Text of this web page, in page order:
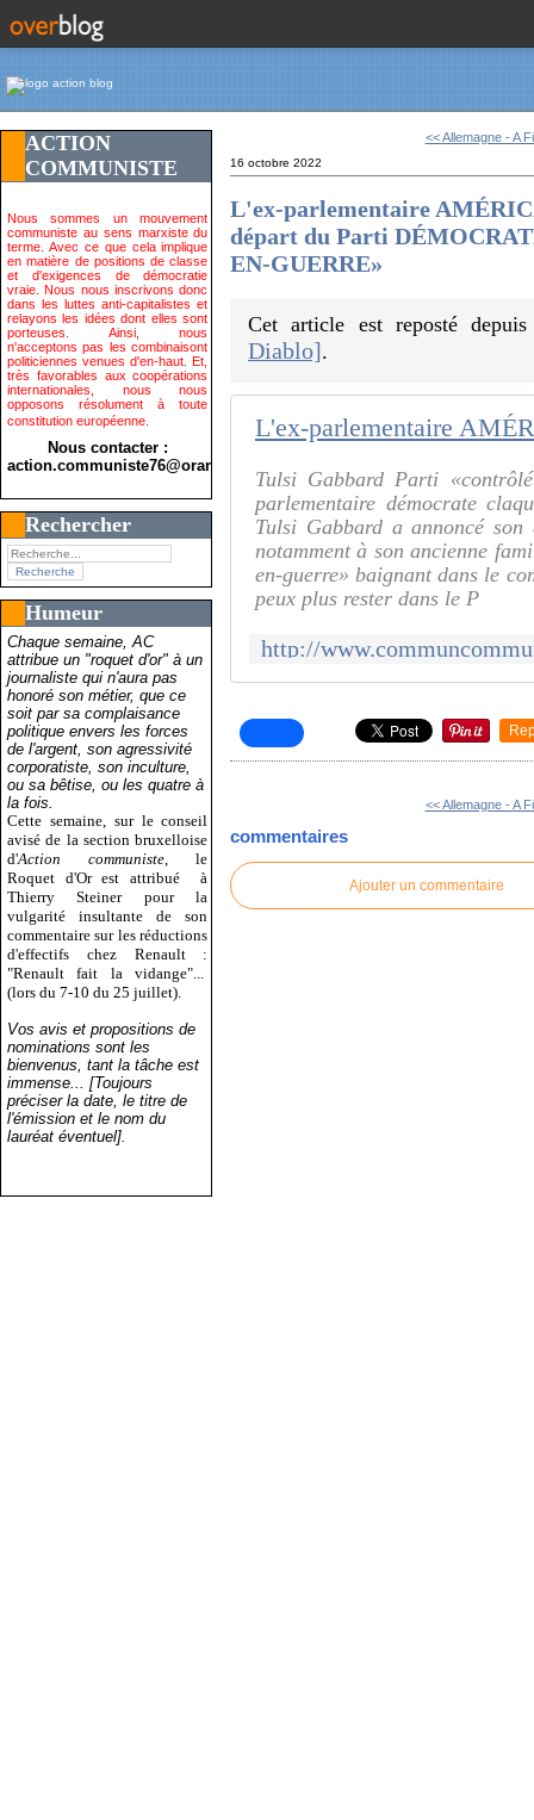
ACTION
COMMUNISTE
Nous sommes un mouvement
communiste au sens marxiste du
terme. Avec ce que cela implique
en matière de positions de classe
et d'exigences de démocratie
vraie. Nous nous inscrivons donc
dans les luttes anti-capitalistes et
relayons les idées dont elles sont
porteuses. Ainsi, nous
n'acceptons pas les combinaisont
politiciennes venues d'en-haut. Et,
très favorables aux coopérations
internationales, nous nous
opposons résolument à toute
constitution européenne.
Nous contacter :
action.communiste76@orange.fr>
Rechercher
Humeur
Chaque semaine, AC
attribue un "roquet d'or" à un
journaliste qui n'aura pas
honoré son métier, que ce
soit par sa complaisance
politique envers les forces
de l'argent, son agressivité
corporatiste, son inculture,
ou sa bêtise, ou les quatre à
la fois.
Cette semaine, sur le conseil
avisé de la section bruxelloise
d'Action communiste , le
Roquet d'Or est attribué
à
Thierry Steiner pour la
vulgarité insultante de son
commentaire sur les réductions
d'effectifs chez Renault :
"Renault fait la vidange"...
(lors du 7-10 du 25 juillet).
Vos avis et propositions de
nominations sont les
bienvenus, tant la tâche est
immense... [Toujours
préciser la date, le titre de
l'émission et le nom du
lauréat éventuel].
<< Allemagne - A
16 octobre 2022
L'ex-parlementaire
départ du Parti
EN-GUERRE»
Cet article est reposté
Diablo].
Tulsi Gabbard Parti
parlementaire démocrate
Tulsi Gabbard a annoncé
notamment à son ancienne
en-guerre» baignant dans le
peux plus rester dans le P
<< Allemagne - A
commentaires
Ajouter un commentaire